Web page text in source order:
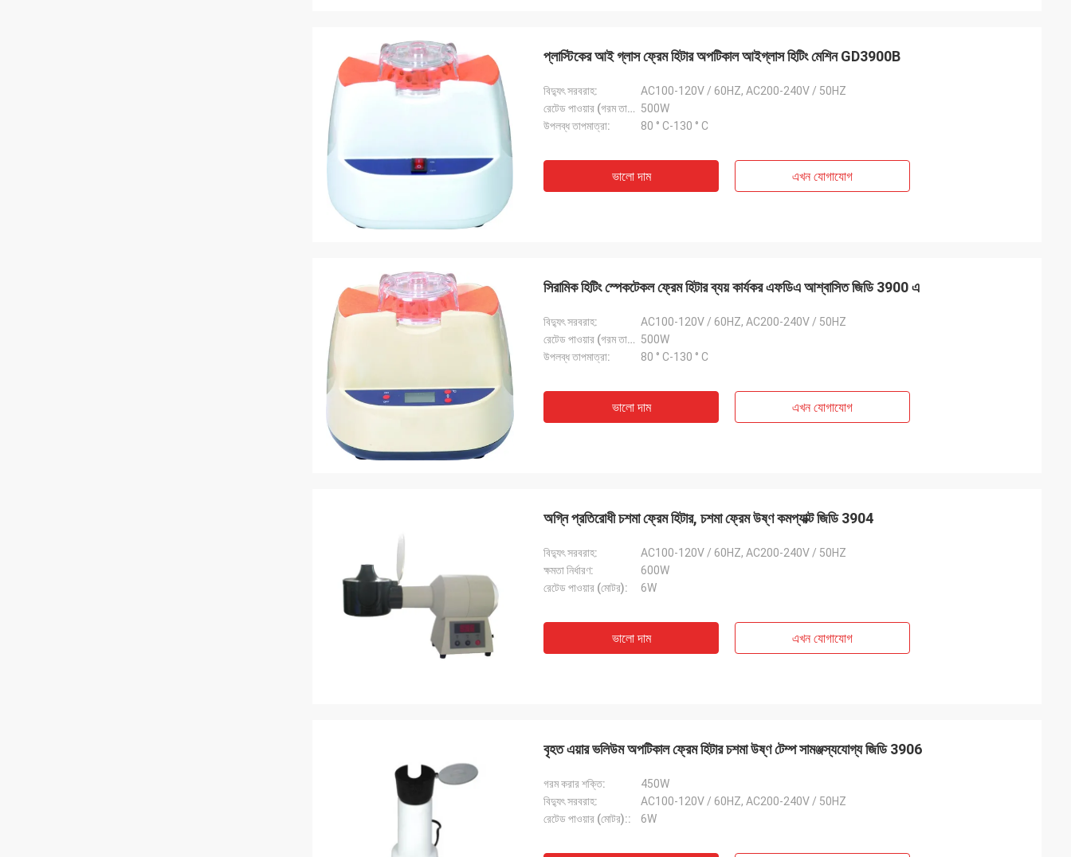
প্লাস্টিকের আই গ্লাস ফ্রেম হিটার অপটিকাল আইগ্লাস হিটিং মেশিন GD3900B
বিদ্যুৎ সরবরাহ:
AC100-120V / 60HZ, AC200-240V / 50HZ
রেটেড পাওয়ার (গরম তারের): 500W
উপলব্ধ তাপমাত্রা:
80 ° C-130 ° C
ভালো দাম এখন যোগাযোগ
সিরামিক হিটিং স্পেকটেকল ফ্রেম হিটার ব্যয় কার্যকর এফডিএ আশ্বাসিত জিডি 3900 এ
বিদ্যুৎ সরবরাহ:
AC100-120V / 60HZ, AC200-240V / 50HZ
রেটেড পাওয়ার (গরম তারের): 500W
উপলব্ধ তাপমাত্রা:
80 ° C-130 ° C
ভালো দাম এখন যোগাযোগ
অগ্নি প্রতিরোধী চশমা ফ্রেম হিটার, চশমা ফ্রেম উষ্ণ কমপ্যাক্ট জিডি 3904
বিদ্যুৎ সরবরাহ:
AC100-120V / 60HZ, AC200-240V / 50HZ
ক্ষমতা নির্ধারণ:
600W
রেটেড পাওয়ার (মোটর):
6W
ভালো দাম এখন যোগাযোগ
বৃহত এয়ার ভলিউম অপটিকাল ফ্রেম হিটার চশমা উষ্ণ টেম্প সামঞ্জস্যযোগ্য জিডি 3906
গরম করার শক্তি:
450W
বিদ্যুৎ সরবরাহ:
AC100-120V / 60HZ, AC200-240V / 50HZ
রেটেড পাওয়ার (মোটর)::
6W